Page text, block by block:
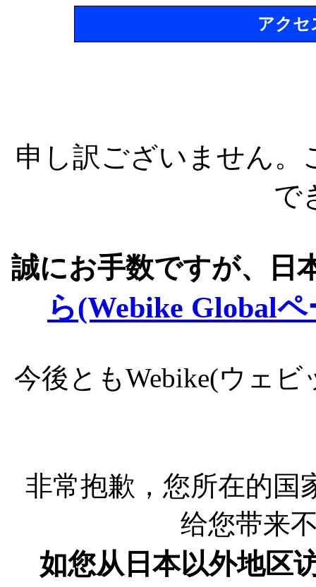
アクセ
申し訳ございません
で
誠にお手数ですが、日
ら(Webike Global
今後ともWebike(ウェ
非常抱歉，您所在的国
给您带来
如您从日本以外地区